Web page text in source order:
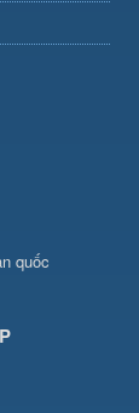
quốc